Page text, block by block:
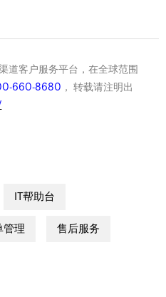
道客户服务平台，在全球范围
660-8680 ， 转载请注明出
IT帮助台
管理 售后服务